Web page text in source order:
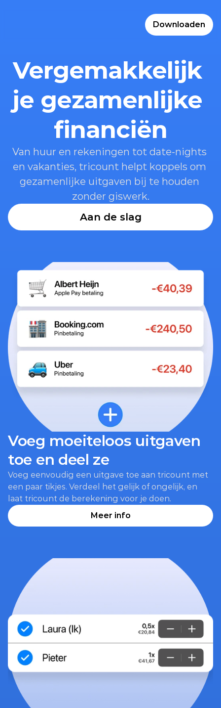
Downloaden
Vergemakkelijk
je gezamenlijke
financiën
Van huur en rekeningen tot date-nights
en vakanties, tricount helpt koppels om
gezamenlijke uitgaven bij te houden
zonder giswerk.
Aan de slag
Voeg moeiteloos uitgaven
toe en deel ze
Voeg eenvoudig een uitgave toe aan tricount met
een paar tikjes. Verdeel het gelijk of ongelijk, en
laat tricount de berekening voor je doen.
Meer info